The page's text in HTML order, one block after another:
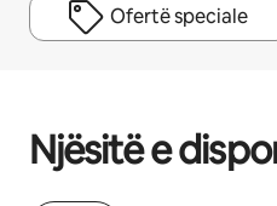
Ofertë speciale
Njësitë e